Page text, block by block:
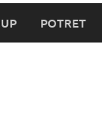
POTRET